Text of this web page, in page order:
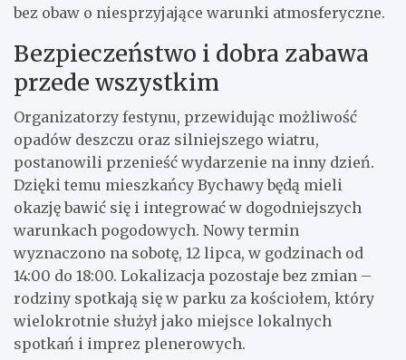
bez obaw o niesprzyjające warunki atmosferyczne.
Bezpieczeństwo i dobra zabawa
przede wszystkim
Organizatorzy festynu, przewidując możliwość
opadów deszczu oraz silniejszego wiatru,
postanowili przenieść wydarzenie na inny dzień.
Dzięki temu mieszkańcy Bychawy będą mieli
okazję bawić się i integrować w dogodniejszych
warunkach pogodowych. Nowy termin
wyznaczono na sobotę, 12 lipca, w godzinach od
14:00 do 18:00. Lokalizacja pozostaje bez zmian –
rodziny spotkają się w parku za kościołem, który
wielokrotnie służył jako miejsce lokalnych
spotkań i imprez plenerowych.